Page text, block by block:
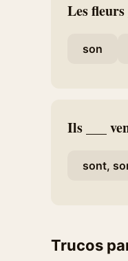
Les fleurs
son
Ils ___
sont,
Trucos